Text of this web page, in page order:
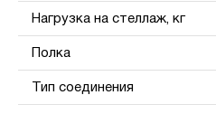
Нагрузка на стеллаж, кг
Полка
Тип соединения